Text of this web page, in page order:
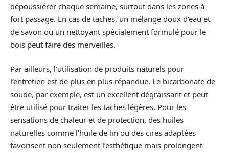
dépoussiérer chaque semaine, surtout dans les zones à
fort passage. En cas de taches, un mélange doux d’eau et
de savon ou un nettoyant spécialement formulé pour le
bois peut faire des merveilles.
Par ailleurs, l’utilisation de produits naturels pour
l’entretien est de plus en plus répandue. Le bicarbonate de
soude, par exemple, est un excellent dégraissant et peut
être utilisé pour traiter les taches légères. Pour les
sensations de chaleur et de protection, des huiles
naturelles comme l’huile de lin ou des cires adaptées
favorisent non seulement l’esthétique mais prolongent